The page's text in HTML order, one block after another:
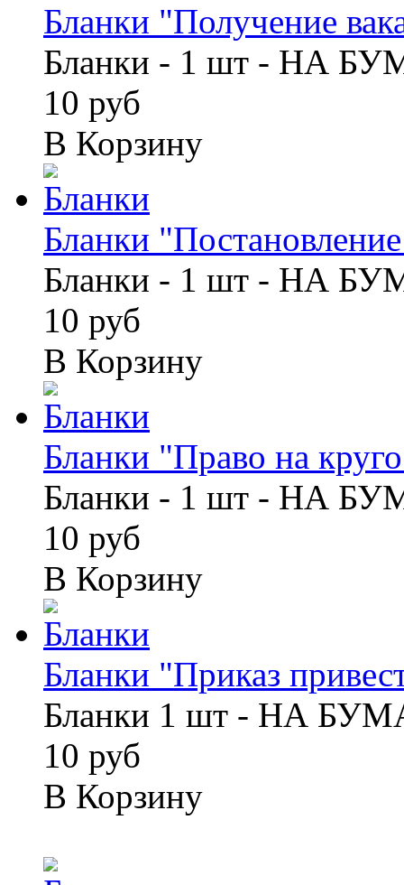
Бланки "Получение
Бланки - 1 шт - НА
10 руб
В Корзину
Бланки
Бланки - 1 шт - НА
10 руб
В Корзину
Бланки "Право на
Бланки - 1 шт - НА
10 руб
В Корзину
Бланки "Приказ
Бланки 1 шт - НА
10 руб
В Корзину